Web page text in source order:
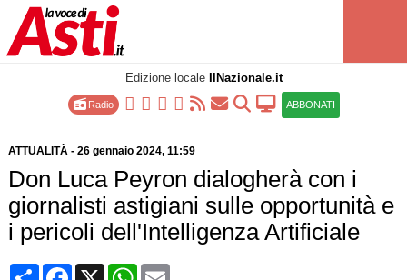
Edizione locale IlNazionale.it
Radio ABBONATI
ATTUALITÀ- 26 gennaio 2024, 11:59
Don Luca Peyron dialogherà con i
giornalisti astigiani sulle opportunità e
i pericoli dell'Intelligenza Artificiale
CondividiFacebook
X WhatsApp
Email